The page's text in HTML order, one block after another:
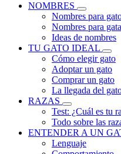
NOMBRES
Nombres para
Nombres para
Ideas de nombres
TU GATO IDEAL
Cómo elegir gato
Adoptar un gato
Comprar un gato
La llegada del
RAZAS
Test: ¿Cuál es tu
Todo sobre las
ENTENDER A UN
Lenguaje